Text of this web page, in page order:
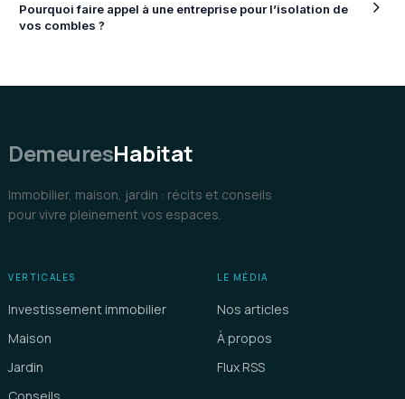
Pourquoi faire appel à une entreprise pour l’isolation de
vos combles ?
DemeuresHabitat
Immobilier, maison, jardin : récits et conseils
pour vivre pleinement vos espaces.
VERTICALES
Investissement immobilier
Maison
Jardin
LE MÉDIA
Nos articles
À propos
Flux RSS